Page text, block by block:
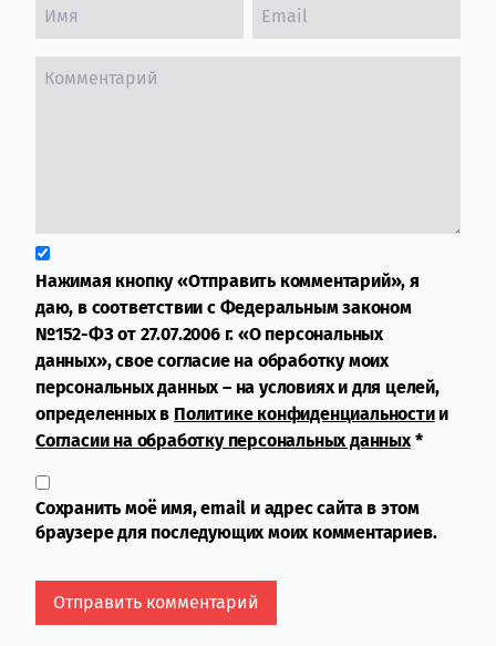
Нажимая кнопку «Отправить комментарий», я
даю, в соответствии с Федеральным законом
№152-ФЗ от 27.07.2006 г. «О персональных
данных», свое согласие на обработку моих
персональных данных – на условиях и для целей,
определенных в Политике конфиденциальностии
Согласии на обработку персональных данных*
Сохранить моё имя, email и адрес сайта в этом
браузере для последующих моих комментариев.